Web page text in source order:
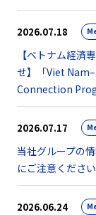
2026.07.18
【ベトナム経済
せ】「Viet
Connection
2026.07.17
当社グループの
にご注意ください
2026.06.24